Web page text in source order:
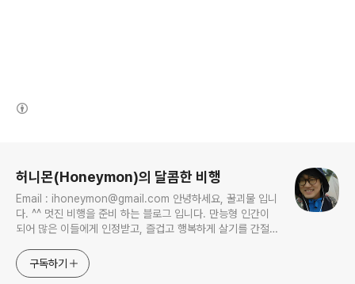
허니몬(Honeymon)의 달콤한 비행
Email : ihoneymon@gmail.com 안녕하세요, 꿀괴물 입니
다. ^^ 멋진 비행을 준비 하는 블로그 입니다. 만능형 인간이
되어 많은 이들에게 인정받고, 즐겁고 행복하게 살기를 간절히
지켜봐주세요!! ^^
구독하기